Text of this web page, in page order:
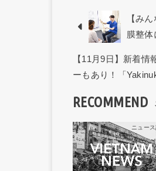
【み
膜整体
【11月9日】新着
ーもあり！「
RECOMMEND
ニュー